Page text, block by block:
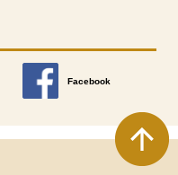
Facebook
別のウィンドウで開きます